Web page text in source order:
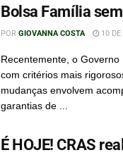
Bolsa Família
POR GIOVANNA COSTA 10 DE
Recentemente, o
com critérios mais
mudanças envolvem
garantias de ...
É HOJE! CRAS